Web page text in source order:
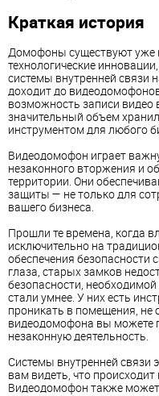
Краткая история
Домофоны существуют уже
технологические
системы внутренней связи
доходит до
возможность записи видео
значительный объем
инструментом для любого
Видеодомофон играет
незаконного вторжения и
территории. Они
защиты — не только для
вашего бизнеса.
Прошли те времена, когда
исключительно на
обеспечения безопасности
глаза, старых замков
безопасности,
стали умнее. У них есть
проникать в помещения,
видеодомофона вы можете
незаконную деятельность.
Системы внутренней
вам видеть, что
Видеодомофон также